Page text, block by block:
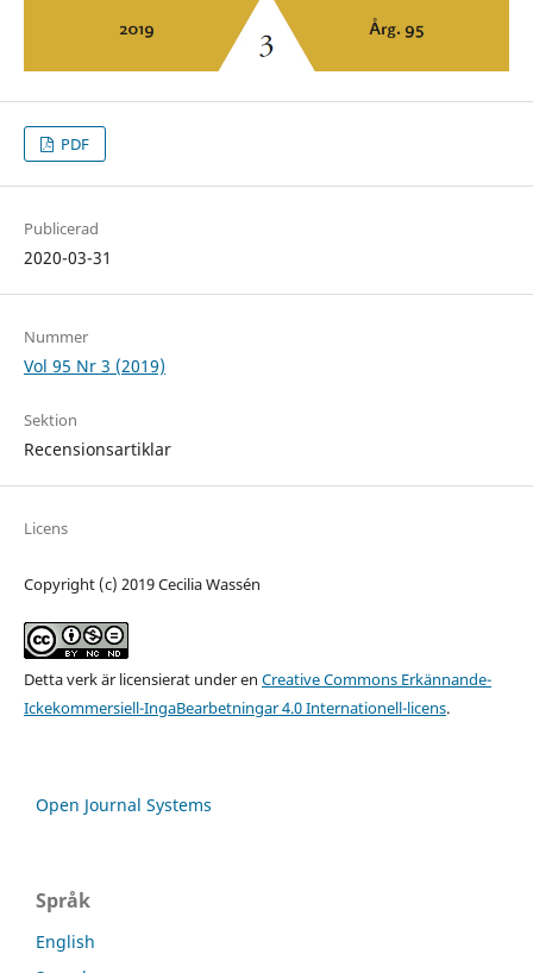
PDF
Publicerad
2020-03-31
Nummer
Vol 95 Nr 3 (2019)
Sektion
Recensionsartiklar
Licens
Copyright (c) 2019 Cecilia Wassén
Detta verk är licensierat under en Creative Commons Erkännande-
Ickekommersiell-IngaBearbetningar 4.0 Internationell-licens.
Open Journal Systems
Språk
English